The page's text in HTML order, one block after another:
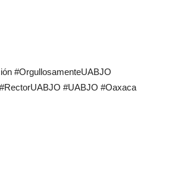
#OrgullosamenteUABJO
#UABJO #Oaxaca